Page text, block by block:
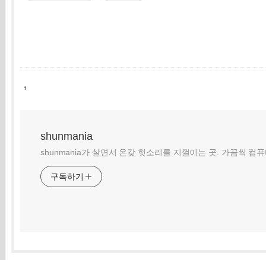
,
shunmania
shunmania가 살면서 온갖 헛소리를 지껄이는 곳. 가끔씩 컴
구독하기